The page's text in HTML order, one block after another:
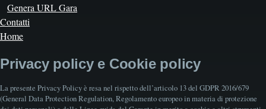
Genera URL Gara
Contatti
Home
Privacy policy e Cookie policy
La presente Privacy Policy è resa nel rispetto dell’articolo 13 del GDPR 2016/679
(General Data Protection Regulation, Regolamento europeo in materia di protezione